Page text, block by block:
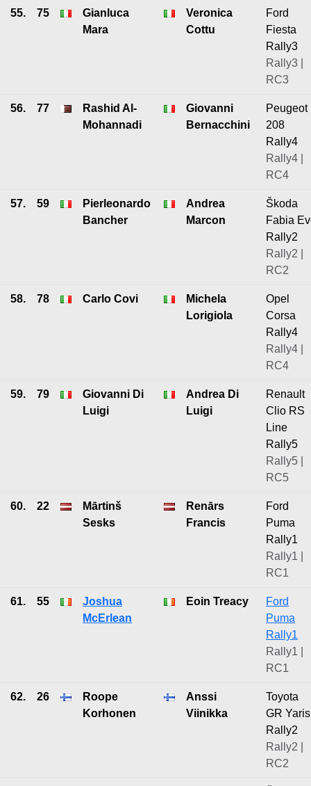
55. 75
Gianluca
Mara
Veronica
Cottu
Ford
Fiesta
Rally3
Rally3 |
RC3
56. 77
Rashid Al-
Mohannadi
Giovanni
Bernacchini
Peugeot
208
Rally4
Rally4 |
RC4
57. 59
Pierleonardo
Bancher
Andrea
Marcon
Škoda
Fabia
Rally2
Rally2 |
RC2
58. 78 Carlo Covi
Michela
Lorigiola
Opel
Corsa
Rally4
Rally4 |
RC4
59. 79
Giovanni Di
Luigi
Andrea Di
Luigi
Renault
Clio RS
Line
Rally5
Rally5 |
RC5
60. 22
Mārtinš
Sesks
Renārs
Francis
Ford
Puma
Rally1
Rally1 |
RC1
61. 55
Joshua
McErlean
Eoin Treacy
Ford
Puma
Rally1
Rally1 |
RC1
62. 26
Roope
Korhonen
Anssi
Viinikka
Toyota
GR Yaris
Rally2
Rally2 |
RC2